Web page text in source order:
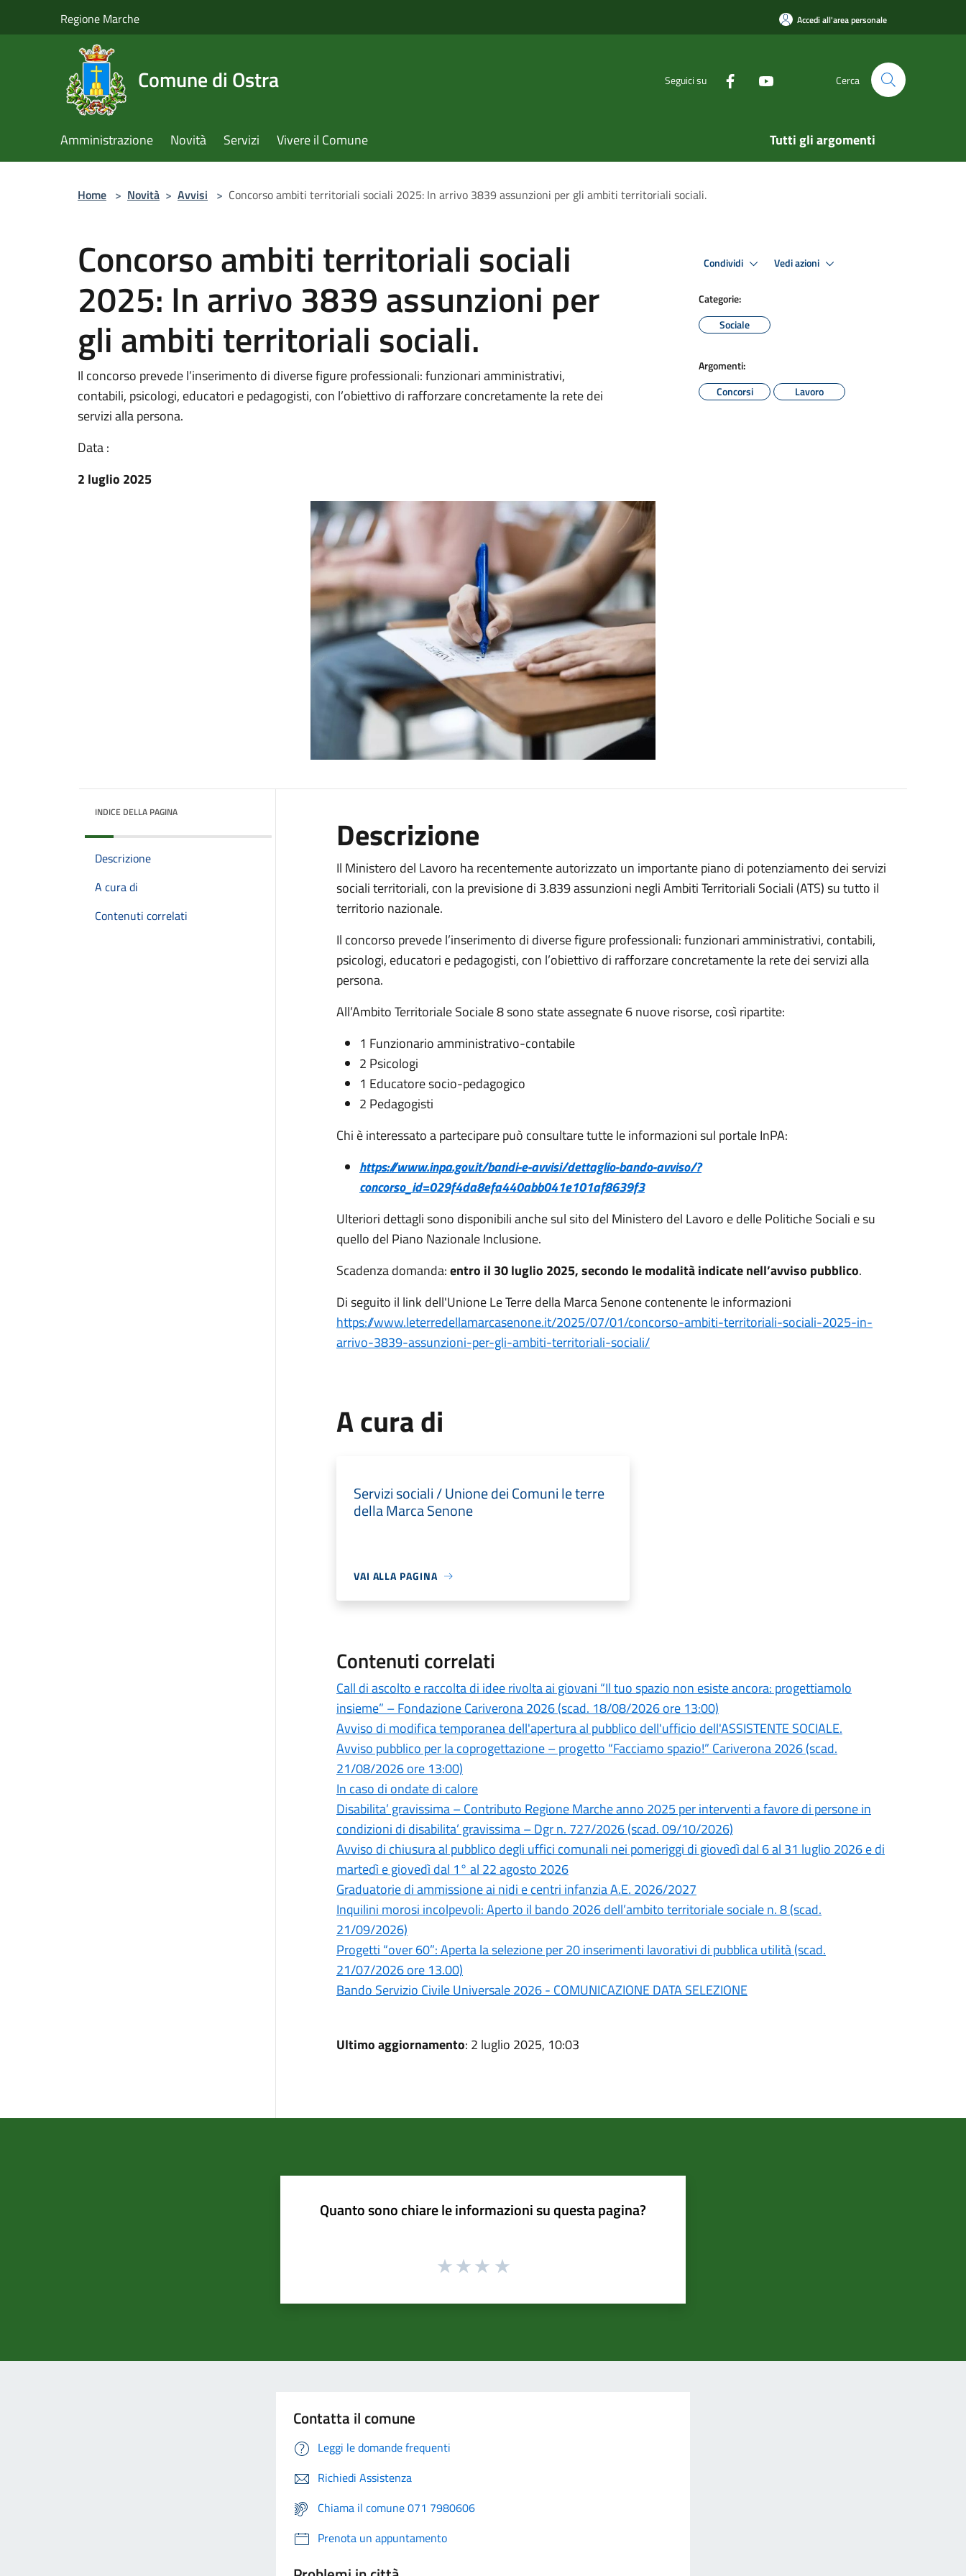
Regione Marche Accedi all'area personale
Comune di Ostra Seguici su Cerca
Amministrazione Novità Servizi Vivere il Comune Tutti gli argomenti
Home > Novità > Avvisi > Concorso ambiti territoriali sociali 2025: In arrivo 3839 assunzioni per gli ambiti territoriali sociali.
Concorso ambiti territoriali sociali
2025: In arrivo 3839 assunzioni per
gli ambiti territoriali sociali.
Il concorso prevede l’inserimento di diverse figure professionali: funzionari amministrativi,
contabili, psicologi, educatori e pedagogisti, con l’obiettivo di rafforzare concretamente la rete dei
servizi alla persona.
Data :
2 luglio 2025
Condividi Vedi azioni
Categorie:
Sociale
Argomenti:
Concorsi
Lavoro
INDICE DELLA PAGINA
Descrizione
A cura di
Contenuti correlati
Descrizione
Il Ministero del Lavoro ha recentemente autorizzato un importante piano di potenziamento dei servizi
sociali territoriali, con la previsione di 3.839 assunzioni negli Ambiti Territoriali Sociali (ATS) su tutto il
territorio nazionale.
Il concorso prevede l’inserimento di diverse figure professionali: funzionari amministrativi, contabili,
psicologi, educatori e pedagogisti, con l’obiettivo di rafforzare concretamente la rete dei servizi alla
persona.
All’Ambito Territoriale Sociale 8 sono state assegnate 6 nuove risorse, così ripartite:
1 Funzionario amministrativo-contabile
2 Psicologi
1 Educatore socio-pedagogico
2 Pedagogisti
Chi è interessato a partecipare può consultare tutte le informazioni sul portale InPA:
https://www.inpa.gov.it/bandi-e-avvisi/dettaglio-bando-avviso/?
concorso_id=029f4da8efa440abb041e101af8639f3
Ulteriori dettagli sono disponibili anche sul sito del Ministero del Lavoro e delle Politiche Sociali e su
quello del Piano Nazionale Inclusione.
Scadenza domanda:entro il 30 luglio 2025, secondo le modalità indicate nell’avviso pubblico.
Di seguito il link dell'Unione Le Terre della Marca Senone contenente le informazioni
https://www.leterredellamarcasenone.it/2025/07/01/concorso-ambiti-territoriali-sociali-2025-in-
arrivo-3839-assunzioni-per-gli-ambiti-territoriali-sociali/
A cura di
Servizi sociali / Unione dei Comuni le terre
della Marca Senone
VAI ALLA PAGINA
Contenuti correlati
Call di ascolto e raccolta di idee rivolta ai giovani “Il tuo spazio non esiste ancora: progettiamolo
insieme” – Fondazione Cariverona 2026 (scad. 18/08/2026 ore 13:00)
Avviso di modifica temporanea dell'apertura al pubblico dell'ufficio dell'ASSISTENTE SOCIALE.
Avviso pubblico per la coprogettazione – progetto “Facciamo spazio!” Cariverona 2026 (scad.
21/08/2026 ore 13:00)
In caso di ondate di calore
Disabilita’ gravissima – Contributo Regione Marche anno 2025 per interventi a favore di persone in
condizioni di disabilita’ gravissima – Dgr n. 727/2026 (scad. 09/10/2026)
Avviso di chiusura al pubblico degli uffici comunali nei pomeriggi di giovedì dal 6 al 31 luglio 2026 e di
martedì e giovedì dal 1° al 22 agosto 2026
Graduatorie di ammissione ai nidi e centri infanzia A.E. 2026/2027
Inquilini morosi incolpevoli: Aperto il bando 2026 dell’ambito territoriale sociale n. 8 (scad.
21/09/2026)
Progetti “over 60”: Aperta la selezione per 20 inserimenti lavorativi di pubblica utilità (scad.
21/07/2026 ore 13.00)
Bando Servizio Civile Universale 2026 - COMUNICAZIONE DATA SELEZIONE
Ultimo aggiornamento: 2 luglio 2025, 10:03
Quanto sono chiare le informazioni su questa pagina?
Contatta il comune
Leggi le domande frequenti
Richiedi Assistenza
Chiama il comune 071 7980606
Prenota un appuntamento